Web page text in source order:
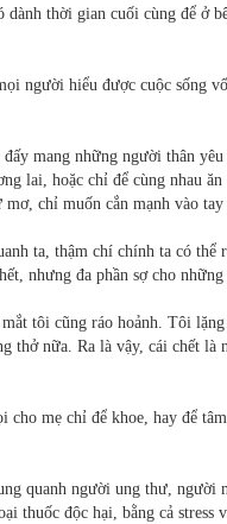
dành thời gian cuối cùng để
người hiểu được cuộc
mang những người thân
lai, hoặc chỉ để cùng nhau
chỉ muốn cắn mạnh vào
ta, thậm chí chính ta có
nhưng đa phần sợ cho
tôi cũng ráo hoảnh. Tôi
nữa. Ra là vậy, cái chết
mẹ chỉ để khoe, hay để
quanh người ung thư,
thuốc độc hại, bằng cả